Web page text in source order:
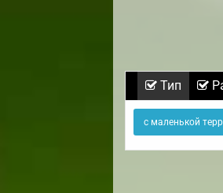
Тип
с маленькой